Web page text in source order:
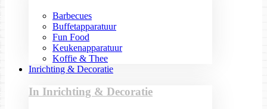
Barbecues
Buffetapparatuur
Fun Food
Keukenapparatuur
Koffie & Thee
Inrichting & Decoratie
In Inrichting & Decoratie